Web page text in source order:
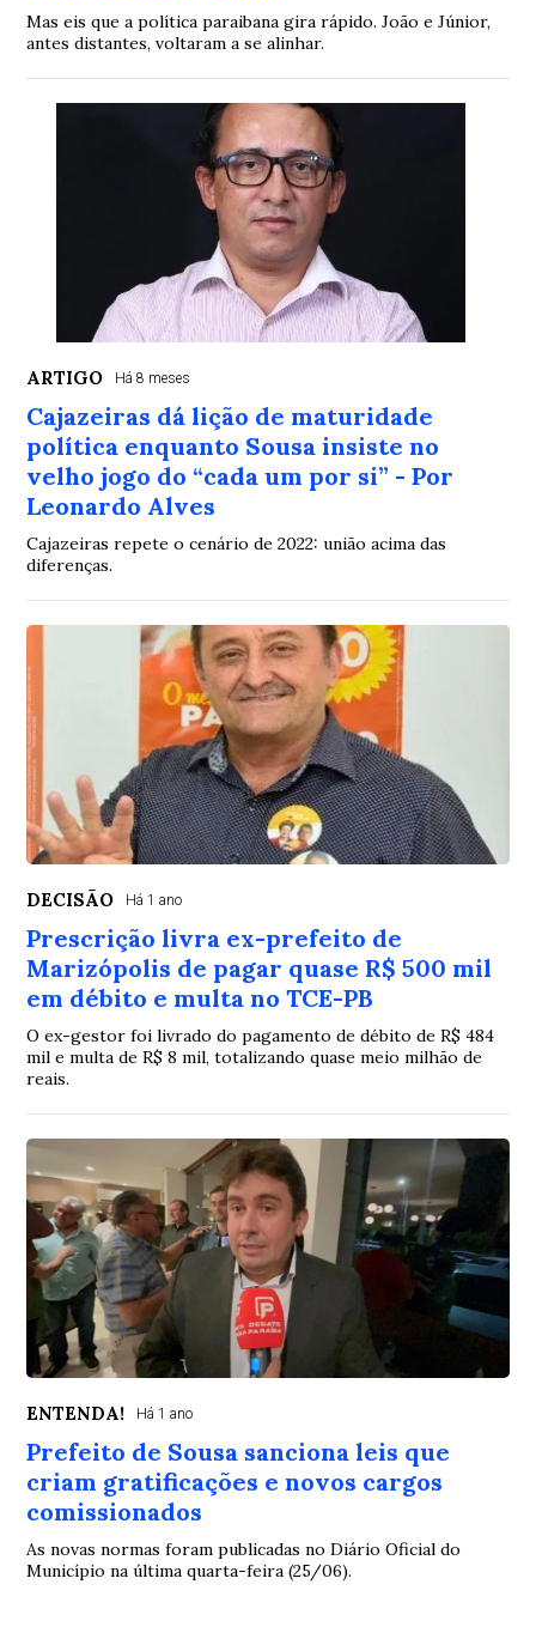
Mas eis que a política paraibana gira rápido. João e Júnior,
antes distantes, voltaram a se alinhar.
ARTIGO Há 8 meses
Cajazeiras dá lição de maturidade
política enquanto Sousa insiste no
velho jogo do “cada um por si” - Por
Leonardo Alves
Cajazeiras repete o cenário de 2022: união acima das
diferenças.
DECISÃO Há 1 ano
Prescrição livra ex-prefeito de
Marizópolis de pagar quase R$ 500 mil
em débito e multa no TCE-PB
O ex-gestor foi livrado do pagamento de débito de R$ 484
mil e multa de R$ 8 mil, totalizando quase meio milhão de
reais.
ENTENDA! Há 1 ano
Prefeito de Sousa sanciona leis que
criam gratificações e novos cargos
comissionados
As novas normas foram publicadas no Diário Oficial do
Município na última quarta-feira (25/06).